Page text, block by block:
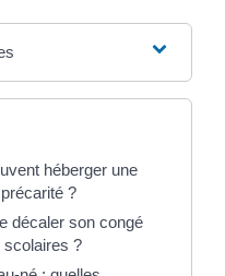
héberger une
?
décaler son congé
scolaires ?